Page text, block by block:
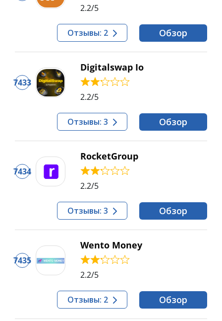
2.2/5
Отзывы: 2 Обзор
7433
Digitalswap Io
2.2/5
Отзывы: 3 Обзор
7434
RocketGroup
2.2/5
Отзывы: 3 Обзор
7435
Wento Money
2.2/5
Отзывы: 2 Обзор